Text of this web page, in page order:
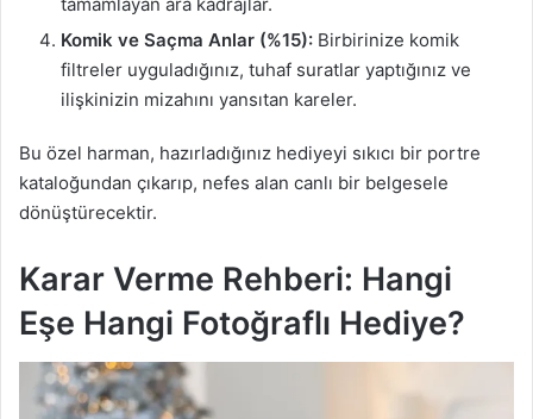
tamamlayan ara kadrajlar.
Komik ve Saçma Anlar (%15): Birbirinize komik
filtreler uyguladığınız, tuhaf suratlar yaptığınız ve
ilişkinizin mizahını yansıtan kareler.
Bu özel harman, hazırladığınız hediyeyi sıkıcı bir portre
kataloğundan çıkarıp, nefes alan canlı bir belgesele
dönüştürecektir.
Karar Verme Rehberi: Hangi
Eşe Hangi Fotoğraflı Hediye?